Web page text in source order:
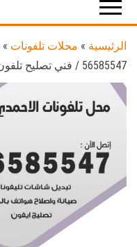
الرئيسية » محلات تلفونات »
56585547 / فني تصليح تلفون ايفون سامسونج خدمة منازل